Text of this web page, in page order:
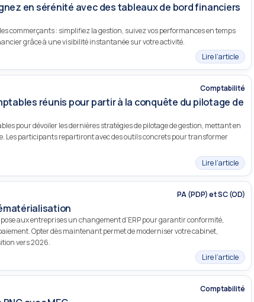
en sérénité avec des tableaux de bord financiers
commerçants : simplifiez la gestion, suivez vos performances en temps
grâce à une visibilité instantanée sur votre activité.
Lire l’article
Comptabilité
réunis pour partir à la conquête du pilotage de
pour dévoiler les dernières stratégies de pilotage de gestion, mettant en
Les participants repartiront avec des outils concrets pour transformer
Lire l’article
PA (PDP) et SC (OD)
aux entreprises un changement d’ERP pour garantir conformité,
Opter dès maintenant permet de moderniser votre cabinet,
vers 2026.
Lire l’article
Comptabilité